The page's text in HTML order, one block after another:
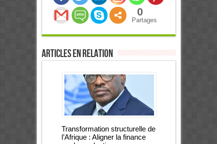
0
Partages
Articles en relation
Transformation structurelle de
l’Afrique : Aligner la finance